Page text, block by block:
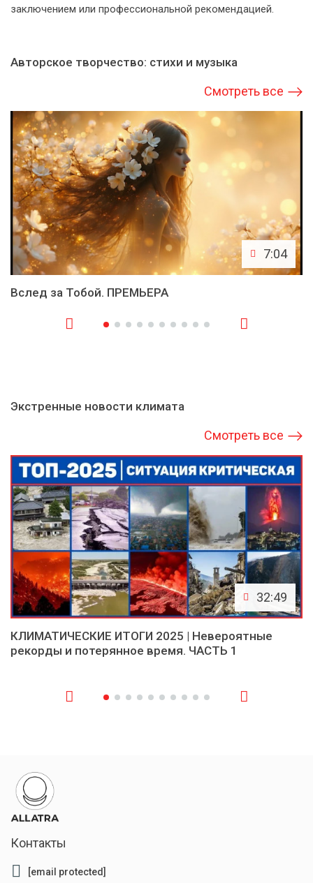
заключением или профессиональной рекомендацией.
Авторское творчество: стихи и музыка
Смотреть все
7:04
Вслед за Тобой. ПРЕМЬЕРА
Экстренные новости климата
Смотреть все
32:49
КЛИМАТИЧЕСКИЕ ИТОГИ 2025 | Невероятные
рекорды и потерянное время. ЧАСТЬ 1
Контакты
[email protected]